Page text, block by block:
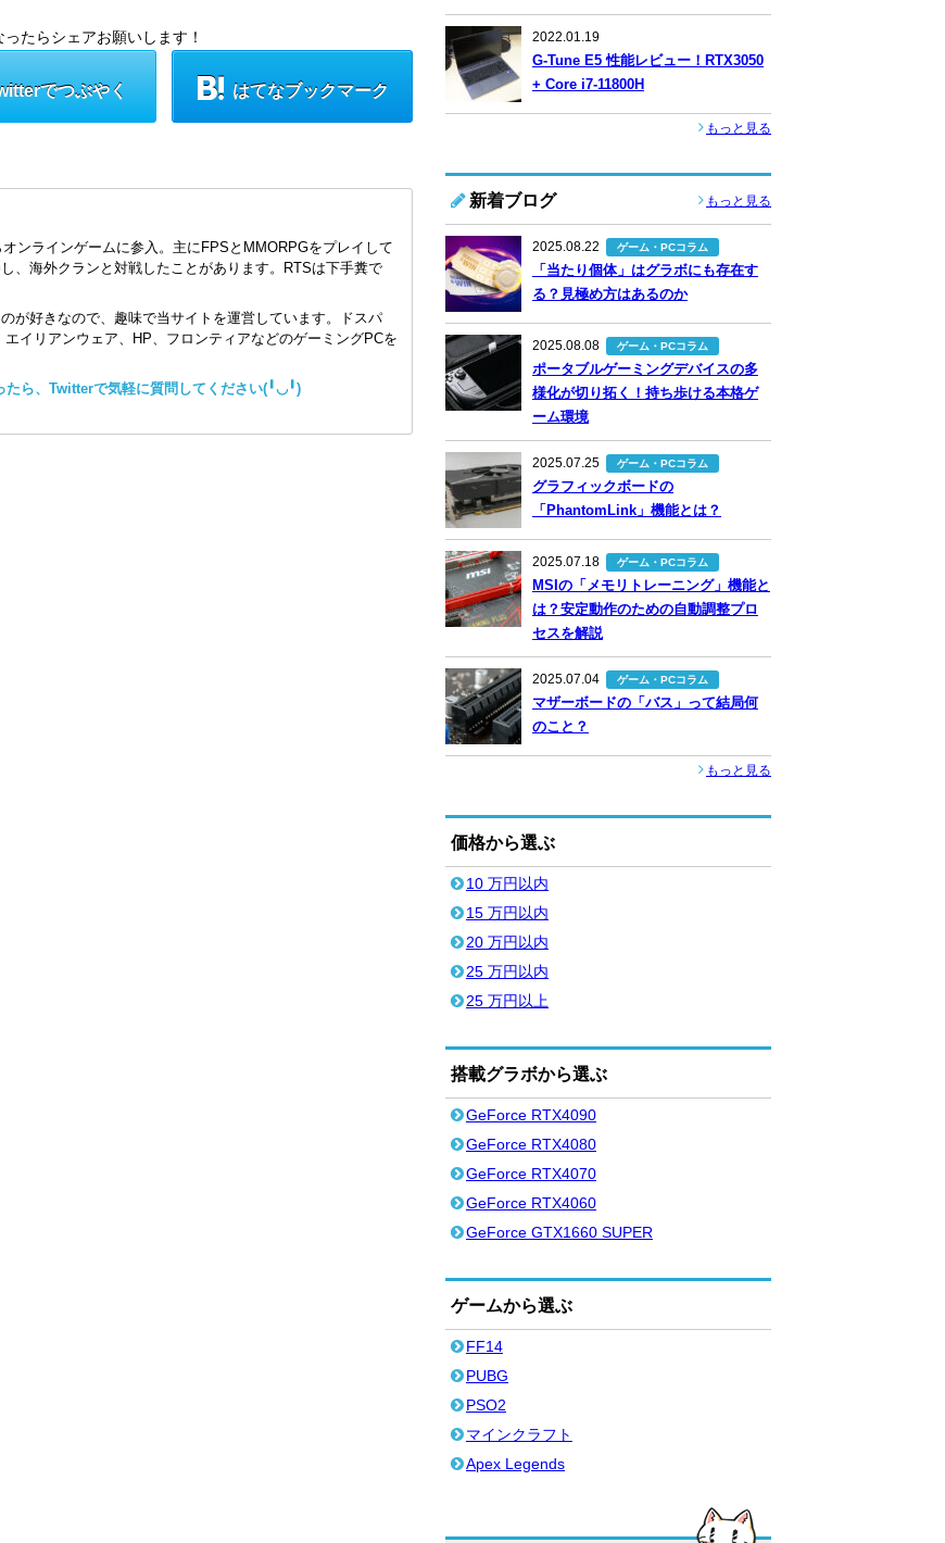
たらシェアお願いします！
でつぶやく はてなブックマーク
ンラインゲームに参入。主にFPSとMMORPGをプレイして
、海外クランと対戦したことがあります。RTSは下手糞で
が好きなので、趣味で当サイトを運営しています。ドスパ
イリアンウェア、HP、フロンティアなどのゲーミングPCを
たら、Twitterで気軽に質問してください(╹◡╹)
2022.01.19
G-Tune E5 性能レビュー！RTX3050
+ Core i7-11800H
もっと見る
新着ブログ もっと見る
2025.08.22 ゲーム・PCコラム
「当たり個体」はグラボにも存在す
る？見極め方はあるのか
2025.08.08 ゲーム・PCコラム
ポータブルゲーミングデバイスの多
様化が切り拓く！持ち歩ける本格ゲ
ーム環境
2025.07.25 ゲーム・PCコラム
グラフィックボードの
「PhantomLink」機能とは？
2025.07.18 ゲーム・PCコラム
MSIの「メモリトレーニング」機能と
は？安定動作のための自動調整プロ
セスを解説
2025.07.04 ゲーム・PCコラム
マザーボードの「バス」って結局何
のこと？
もっと見る
価格から選ぶ
10 万円以内
15 万円以内
20 万円以内
25 万円以内
25 万円以上
搭載グラボから選ぶ
GeForce RTX4090
GeForce RTX4080
GeForce RTX4070
GeForce RTX4060
GeForce GTX1660 SUPER
ゲームから選ぶ
FF14
PUBG
PSO2
マインクラフト
Apex Legends